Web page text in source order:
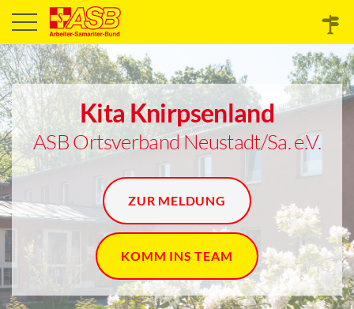
Kita Knirpsenland
ASB Ortsverband Neustadt/Sa. e.V.
ZUR MELDUNG
KOMM INS TEAM